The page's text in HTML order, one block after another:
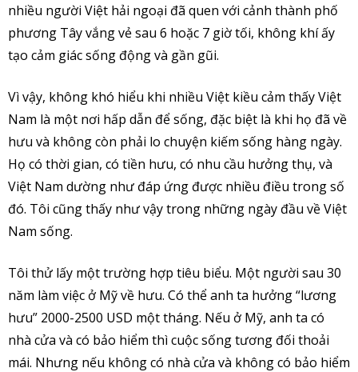
nhiều người Việt hải ngoại đã quen với cảnh thành phố
phương Tây vắng vẻ sau 6 hoặc 7 giờ tối, không khí ấy
tạo cảm giác sống động và gần gũi.
Vì vậy, không khó hiểu khi nhiều Việt kiều cảm thấy Việt
Nam là một nơi hấp dẫn để sống, đặc biệt là khi họ đã về
hưu và không còn phải lo chuyện kiếm sống hàng ngày.
Họ có thời gian, có tiền hưu, có nhu cầu hưởng thụ, và
Việt Nam dường như đáp ứng được nhiều điều trong số
đó. Tôi cũng thấy như vậy trong những ngày đầu về Việt
Nam sống.
Tôi thử lấy một trường hợp tiêu biểu. Một người sau 30
năm làm việc ở Mỹ về hưu. Có thể anh ta hưởng “lương
hưu” 2000-2500 USD một tháng. Nếu ở Mỹ, anh ta có
nhà cửa và có bảo hiểm thì cuộc sống tương đối thoải
mái. Nhưng nếu không có nhà cửa và không có bảo hiểm